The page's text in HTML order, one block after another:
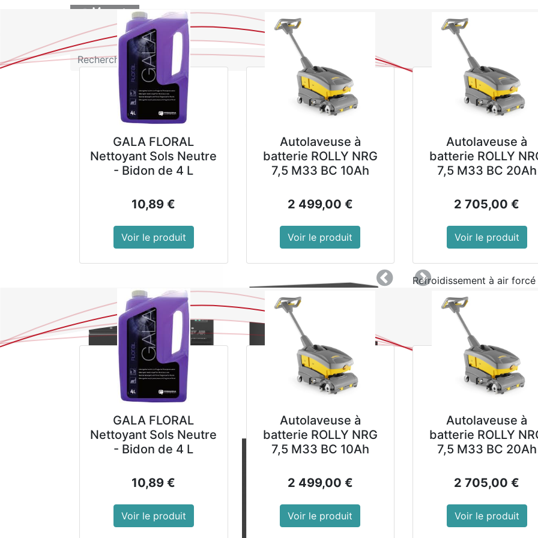
BOUTIQUE NOUVEAUTES
Tous les produits
Arrière-bar
Gardez vos boissons au
dégivrage semi-
refroidissement à air
efficace.
4 tiroirs dimensions 400 x
Pieds réglables
Dégivrage semi-
Extérieur acier peint et
Refroidissement à air forcé
Référence soumise à une
Référence : GL455
Matériel : Acier peint noir
Poids : 89 kg
Dimensions : 860(H) x
Montrer les prix avec
2 904,00€ hors
AJOUTER AU PANIER
GALA FLORAL
Nettoyant Sols Neutre
- Bidon de 4 L
10,89 €
Voir le produit
Autolaveuse à
batterie ROLLY NRG
7,5 M33 BC 10Ah
2 499,00 €
Voir le produit
Autolaveuse à
batterie ROLLY
7,5 M33 BC 20Ah
2 705,00 €
Voir le produit
PrécedentSuivant
GALA FLORAL
Nettoyant Sols Neutre
- Bidon de 4 L
10,89 €
Voir le produit
Autolaveuse à
batterie ROLLY NRG
7,5 M33 BC 10Ah
2 499,00 €
Voir le produit
Autolaveuse à
batterie ROLLY
7,5 M33 BC 20Ah
2 705,00 €
Voir le produit